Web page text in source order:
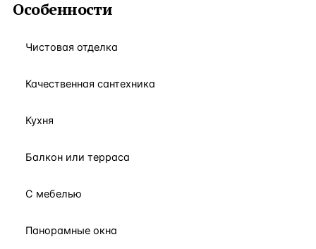
Особенности
Чистовая отделка
Качественная сантехника
Кухня
Балкон или терраса
С мебелью
Панорамные окна